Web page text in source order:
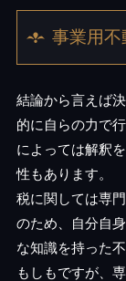
事業用
結論から言えば
的に自らの力で
によっては解釈
性もあります。
税に関しては専
のため、自分自
な知識を持った
もしもですが、